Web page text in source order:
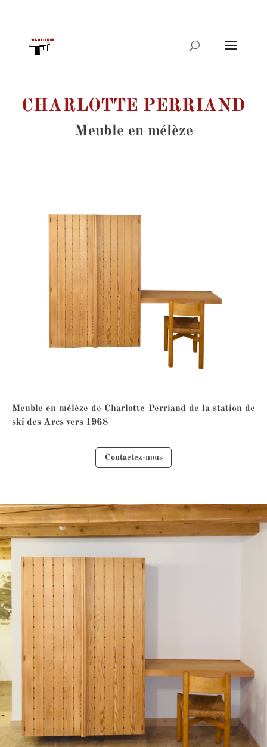
produits
CHARLOTTE PERRIAND
Meuble en mélèze
Meuble en mélèze de Charlotte Perriand de la station de
ski des Arcs vers 1968
Contactez-nous